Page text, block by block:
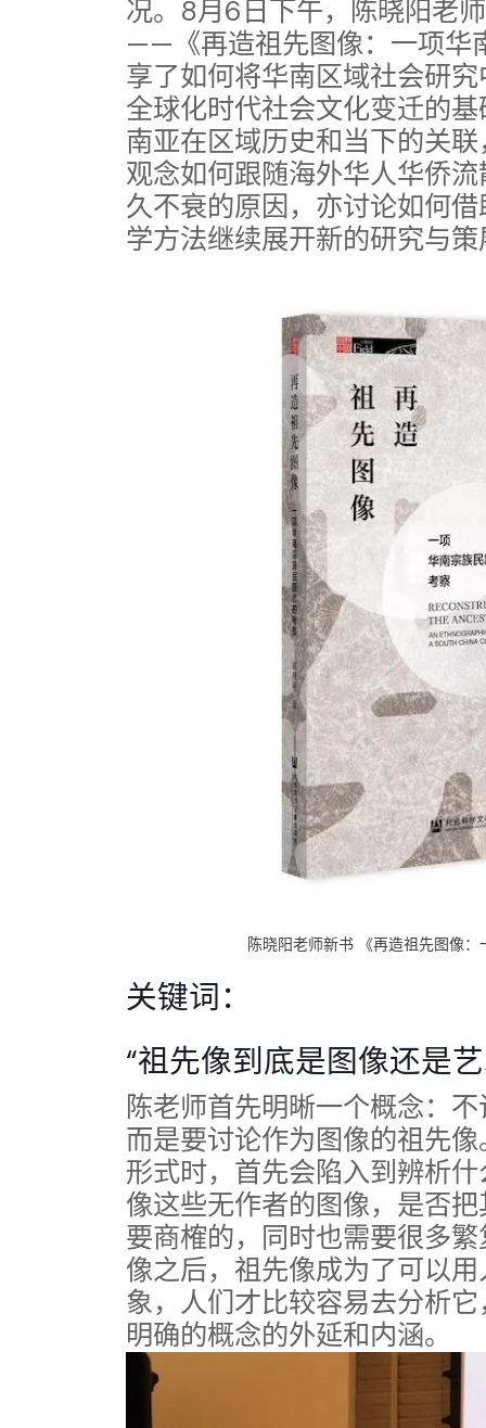
况。8月6日下午，陈晓阳老
——《再造祖先图像：一项华
享了如何将华南区域社会研
全球化时代社会文化变迁的
南亚在区域历史和当下的关
观念如何跟随海外华人华侨
久不衰的原因，亦讨论如何
学方法继续展开新的研究与
陈晓阳老师新书 《再造祖先图像
关键词：
“祖先像到底是图像还是
陈老师首先明晰一个概念：
而是要讨论作为图像的祖先
形式时，首先会陷入到辨析
像这些无作者的图像，是否
要商榷的，同时也需要很多
像之后，祖先像成为了可以
象，人们才比较容易去分析
明确的概念的外延和内涵。